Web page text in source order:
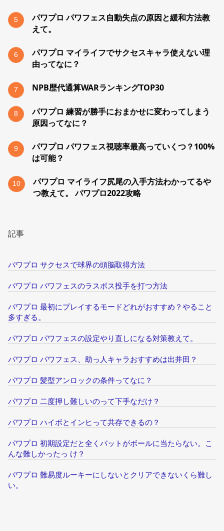
5
パワプロ パワフェス自動失点の原因と緩和方法教
えて。
6
パワプロ マイライフでサクセスキャラ使えない理
由ってなに？
7 NPB歴代通算WARランキングTOP30
8
パワプロ 練習が勝手におまかせに変わってしまう
原因ってなに？
9
パワプロ パワフェス視聴率最高っていくつ？100%
は可能？
10
パワプロ マイライフ尻尾の入手方法わかってるや
つ教えて。 パワプロ2022攻略
記事
パワプロ サクセスで球界の頭脳取得方法
パワプロ パワフェスのラスボス投手を打つ方法
パワプロ 最初にプレイするモードどれがおすすめ？やること
多すぎる。
パワプロ パワフェスの設定やり直しになる対策教えて。
パワプロ パワフェス、助っ人キャラおすすめは出井田？
パワプロ 髪型アンロックの条件ってなに？
パワプロ 二度押し難しいのって下手なだけ？
パワプロ ハイボとインヒって共存できるの？
パワプロ 初期設定だと全くバットがボールに当たらない。こ
んな難しかったっ け？
パワプロ 難易度ルーキーにしないとクリアできないくら難し
い。